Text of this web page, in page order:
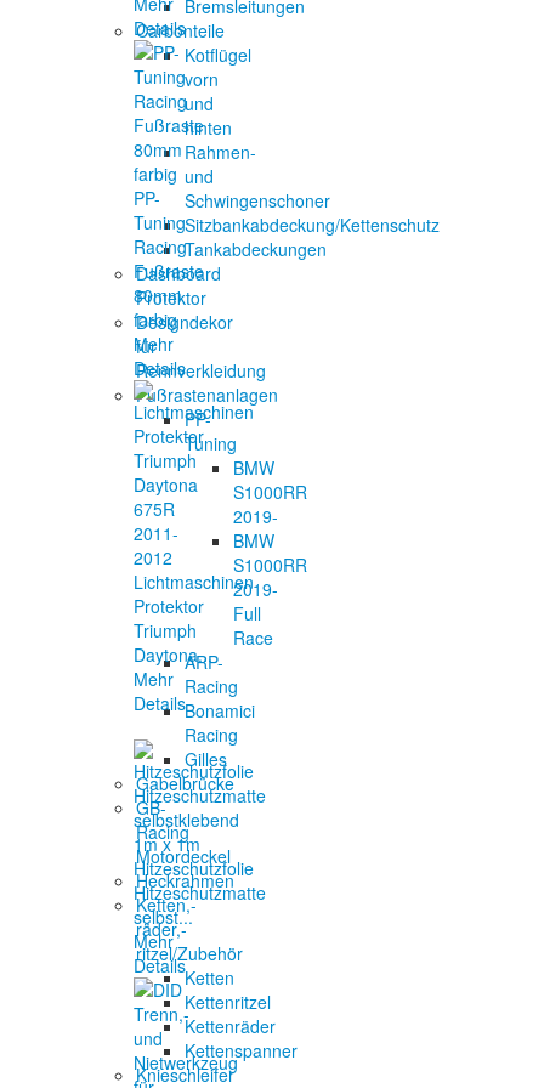
Bremsleitungen
Carbonteile
Kotflügel
vorn
und
hinten
Rahmen-
und
Schwingenschoner
Sitzbankabdeckung/Kettenschutz
Tankabdeckungen
Dashboard
Protektor
Designdekor
für
Rennverkleidung
Fußrastenanlagen
PP-
Tuning
BMW
S1000RR
2019-
BMW
S1000RR
2019-
Full
Race
ARP-
Racing
Bonamici
Racing
Gilles
Gabelbrücke
GB-
Racing
Motordeckel
Heckrahmen
Ketten,-
räder,-
ritzel/Zubehör
Ketten
Kettenritzel
Kettenräder
Kettenspanner
Knieschleifer
Details
PP-
Tuning
Racing
Fußraste
80mm
farbig
Mehr
Details
Lichtmaschinen
Protektor
Triumph
Daytona...
Mehr
Details
Hitzeschutzfolie
Hitzeschutzmatte
selbst...
Mehr
Details